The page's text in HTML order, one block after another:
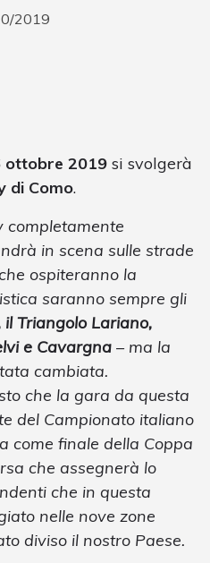
2019
ottobre 2019 si svolgerà
di Como.
completamente
in scena sulle strade
ospiteranno la
saranno sempre gli
il Triangolo Lariano,
e Cavargna – ma la
cambiata.
che la gara da questa
del Campionato italiano
come finale della Coppa
che assegnerà lo
che in questa
nelle nove zone
diviso il nostro Paese.